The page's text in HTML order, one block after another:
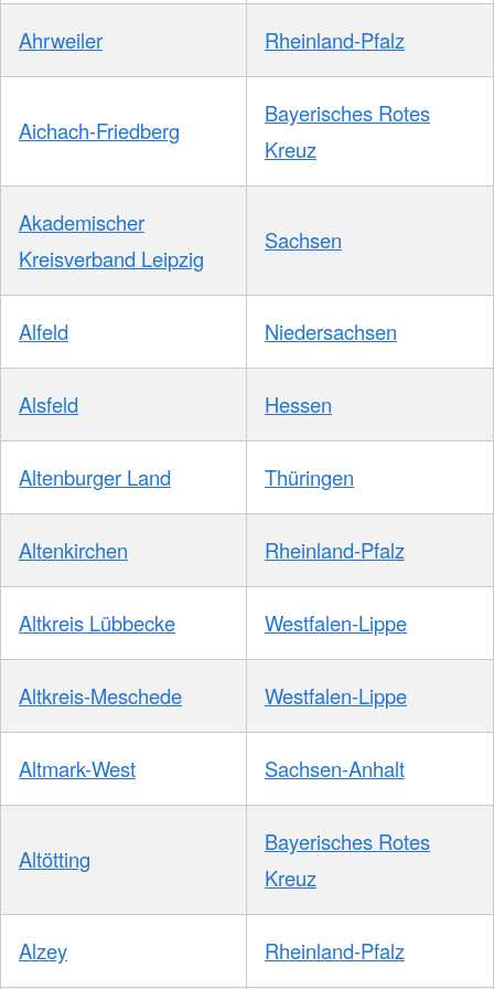
Ahrweiler Rheinland-Pfalz
Aichach-Friedberg
Bayerisches Rotes
Kreuz
Akademischer
Kreisverband Leipzig
Sachsen
Alfeld Niedersachsen
Alsfeld Hessen
Altenburger Land Thüringen
Altenkirchen Rheinland-Pfalz
Altkreis Lübbecke Westfalen-Lippe
Altkreis-Meschede Westfalen-Lippe
Altmark-West Sachsen-Anhalt
Altötting
Bayerisches Rotes
Kreuz
Alzey Rheinland-Pfalz